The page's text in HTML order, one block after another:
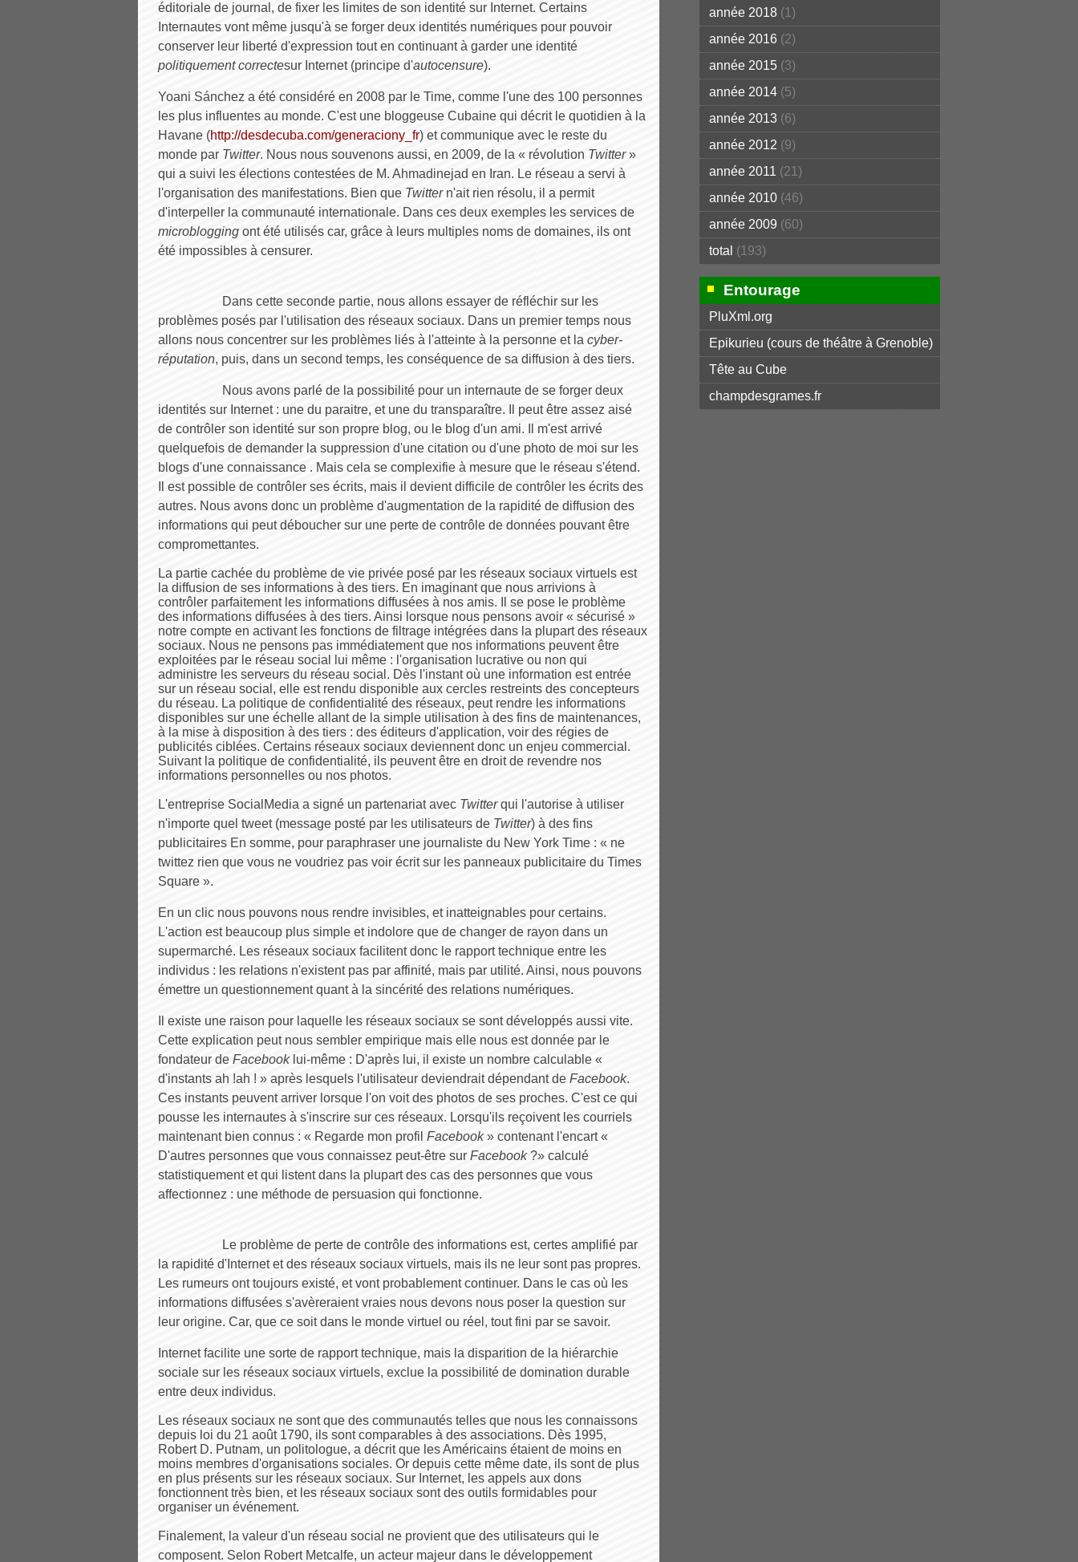
éditoriale de journal, de fixer les limites de son identité sur Internet. Certains
Internautes vont même jusqu'à se forger deux identités numériques pour pouvoir
conserver leur liberté d'expression tout en continuant à garder une identité
politiquement correctesur Internet (principe d'autocensure).
Yoani Sánchez a été considéré en 2008 par le Time, comme l'une des 100 personnes
les plus influentes au monde. C'est une bloggeuse Cubaine qui décrit le quotidien à la
Havane (http://desdecuba.com/generaciony_fr) et communique avec le reste du
monde par Twitter. Nous nous souvenons aussi, en 2009, de la « révolution Twitter»
qui a suivi les élections contestées de M. Ahmadinejad en Iran. Le réseau a servi à
l'organisation des manifestations. Bien que Twittern'ait rien résolu, il a permit
d'interpeller la communauté internationale. Dans ces deux exemples les services de
microblogging ont été utilisés car, grâce à leurs multiples noms de domaines, ils ont
été impossibles à censurer.
Dans cette seconde partie, nous allons essayer de réfléchir sur les
problèmes posés par l'utilisation des réseaux sociaux. Dans un premier temps nous
allons nous concentrer sur les problèmes liés à l'atteinte à la personne et la cyber-
réputation, puis, dans un second temps, les conséquence de sa diffusion à des tiers.
Nous avons parlé de la possibilité pour un internaute de se forger deux
identités sur Internet : une du paraitre, et une du transparaître. Il peut être assez aisé
de contrôler son identité sur son propre blog, ou le blog d'un ami. Il m'est arrivé
quelquefois de demander la suppression d'une citation ou d'une photo de moi sur les
blogs d'une connaissance . Mais cela se complexifie à mesure que le réseau s'étend.
Il est possible de contrôler ses écrits, mais il devient difficile de contrôler les écrits des
autres. Nous avons donc un problème d'augmentation de la rapidité de diffusion des
informations qui peut déboucher sur une perte de contrôle de données pouvant être
compromettantes.
La partie cachée du problème de vie privée posé par les réseaux sociaux virtuels est
la diffusion de ses informations à des tiers. En imaginant que nous arrivions à
contrôler parfaitement les informations diffusées à nos amis. Il se pose le problème
des informations diffusées à des tiers. Ainsi lorsque nous pensons avoir « sécurisé »
notre compte en activant les fonctions de filtrage intégrées dans la plupart des réseaux
sociaux. Nous ne pensons pas immédiatement que nos informations peuvent être
exploitées par le réseau social lui même : l'organisation lucrative ou non qui
administre les serveurs du réseau social. Dès l'instant où une information est entrée
sur un réseau social, elle est rendu disponible aux cercles restreints des concepteurs
du réseau. La politique de confidentialité des réseaux, peut rendre les informations
disponibles sur une échelle allant de la simple utilisation à des fins de maintenances,
à la mise à disposition à des tiers : des éditeurs d'application, voir des régies de
publicités ciblées. Certains réseaux sociaux deviennent donc un enjeu commercial.
Suivant la politique de confidentialité, ils peuvent être en droit de revendre nos
informations personnelles ou nos photos.
L'entreprise SocialMedia a signé un partenariat avec Twitterqui l'autorise à utiliser
n'importe quel tweet (message posté par les utilisateurs de Twitter) à des fins
publicitaires En somme, pour paraphraser une journaliste du New York Time : « ne
twittez rien que vous ne voudriez pas voir écrit sur les panneaux publicitaire du Times
Square ».
En un clic nous pouvons nous rendre invisibles, et inatteignables pour certains.
L'action est beaucoup plus simple et indolore que de changer de rayon dans un
supermarché. Les réseaux sociaux facilitent donc le rapport technique entre les
individus : les relations n'existent pas par affinité, mais par utilité. Ainsi, nous pouvons
émettre un questionnement quant à la sincérité des relations numériques.
Il existe une raison pour laquelle les réseaux sociaux se sont développés aussi vite.
Cette explication peut nous sembler empirique mais elle nous est donnée par le
fondateur de Facebooklui-même : D'après lui, il existe un nombre calculable «
d'instants ah !ah ! » après lesquels l'utilisateur deviendrait dépendant de Facebook.
Ces instants peuvent arriver lorsque l'on voit des photos de ses proches. C'est ce qui
pousse les internautes à s'inscrire sur ces réseaux. Lorsqu'ils reçoivent les courriels
maintenant bien connus : « Regarde mon profil Facebook» contenant l'encart «
D'autres personnes que vous connaissez peut-être sur Facebook?» calculé
statistiquement et qui listent dans la plupart des cas des personnes que vous
affectionnez : une méthode de persuasion qui fonctionne.
Le problème de perte de contrôle des informations est, certes amplifié par
la rapidité d'Internet et des réseaux sociaux virtuels, mais ils ne leur sont pas propres.
Les rumeurs ont toujours existé, et vont probablement continuer. Dans le cas où les
informations diffusées s'avèreraient vraies nous devons nous poser la question sur
leur origine. Car, que ce soit dans le monde virtuel ou réel, tout fini par se savoir.
Internet facilite une sorte de rapport technique, mais la disparition de la hiérarchie
sociale sur les réseaux sociaux virtuels, exclue la possibilité de domination durable
entre deux individus.
Les réseaux sociaux ne sont que des communautés telles que nous les connaissons
depuis loi du 21 août 1790, ils sont comparables à des associations. Dès 1995,
Robert D. Putnam, un politologue, a décrit que les Américains étaient de moins en
moins membres d'organisations sociales. Or depuis cette même date, ils sont de plus
en plus présents sur les réseaux sociaux. Sur Internet, les appels aux dons
fonctionnent très bien, et les réseaux sociaux sont des outils formidables pour
organiser un événement.
Finalement, la valeur d'un réseau social ne provient que des utilisateurs qui le
composent. Selon Robert Metcalfe, un acteur majeur dans le développement
année 2018 (1)
année 2016 (2)
année 2015 (3)
année 2014 (5)
année 2013 (6)
année 2012 (9)
année 2011 (21)
année 2010 (46)
année 2009 (60)
total (193)
Entourage
PluXml.org
Epikurieu (cours de théâtre à Grenoble)
Tête au Cube
champdesgrames.fr